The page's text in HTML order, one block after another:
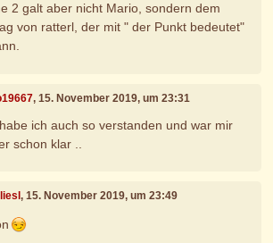
2 galt aber nicht Mario, sondern dem
von ratterl, der mit " der Punkt bedeutet"
, 15. November 2019, um 23:31
ich auch so verstanden und war mir
schon klar ..
, 15. November 2019, um 23:49